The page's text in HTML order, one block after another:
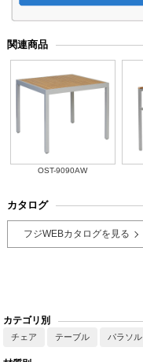
関連商品
OST-9090AW
カタログ
フジWEBカタログを見る
カテゴリ別
チェア テーブル パラソル